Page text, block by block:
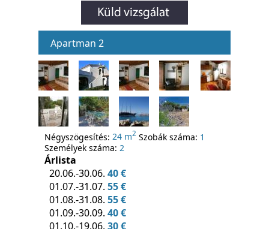
Apartman 2
Négyszögesítés: 24 m2 Szobák száma: 1
Személyek száma: 2
Árlista
20.06.-30.06. 40 €
01.07.-31.07. 55 €
01.08.-31.08. 55 €
01.09.-30.09. 40 €
01.10.-19.06. 30 €